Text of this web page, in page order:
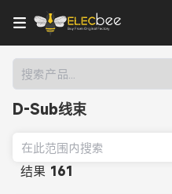
D-Sub线束
结果 161